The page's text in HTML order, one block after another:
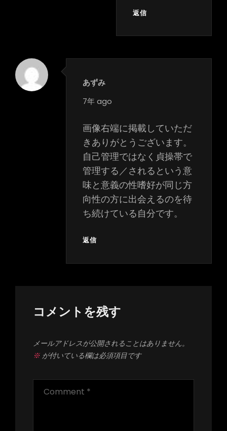
返信
あずみ
says:
7年 ago
画像右端に掲載していただ
きありがとうございます。
自己管理ではなく貞操帯で
管理する／されるという意
味と意義の性嗜好が同じ方
向性の方に出会えるのを待
ち続けている自分です。
返信
コメントを残す
メールアドレスが公開されることはありません。
※が付いている欄は必須項目です